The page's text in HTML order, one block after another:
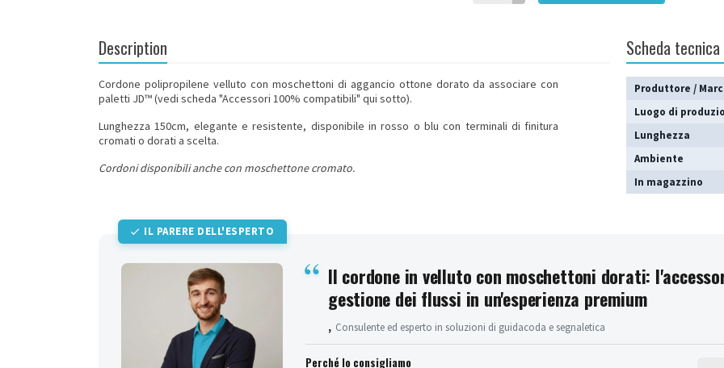
Description
Cordone polipropilene velluto con moschettoni di aggancio ottone dorato da associare con
paletti JD™(vedi scheda "Accessori 100% compatibili" qui sotto).
Lunghezza 150cm, elegante e resistente, disponibile in rosso o blu con terminali di finitura
cromati o dorati a scelta.
Cordoni disponibili anche con moschettone cromato.
Scheda tecnica
Produttore /
Luogo di
Lunghezza
Ambiente
In magazzino
IL PARERE DELL'ESPERTO
Il cordone in velluto con moschettoni dorati:
gestione dei flussi in un'esperienza premium
, Consulente ed esperto in soluzioni di guidacoda e segnaletica
Perché lo consigliamo